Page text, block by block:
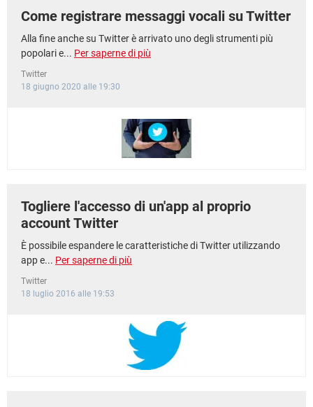
Come registrare messaggi vocali su Twitter
Alla fine anche su Twitter è arrivato uno degli strumenti più
popolari e... Per saperne di più
Twitter
18 giugno 2020 alle 19:30
Togliere l'accesso di un'app al proprio
account Twitter
È possibile espandere le caratteristiche di Twitter utilizzando
app e... Per saperne di più
Twitter
18 luglio 2016 alle 19:53